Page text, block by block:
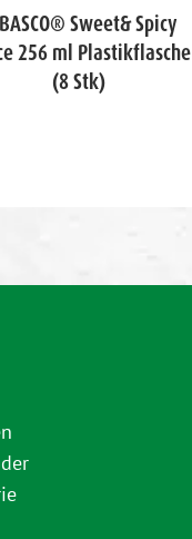
Sweet& Spicy
256 ml Plastikflasche
(8 Stk)